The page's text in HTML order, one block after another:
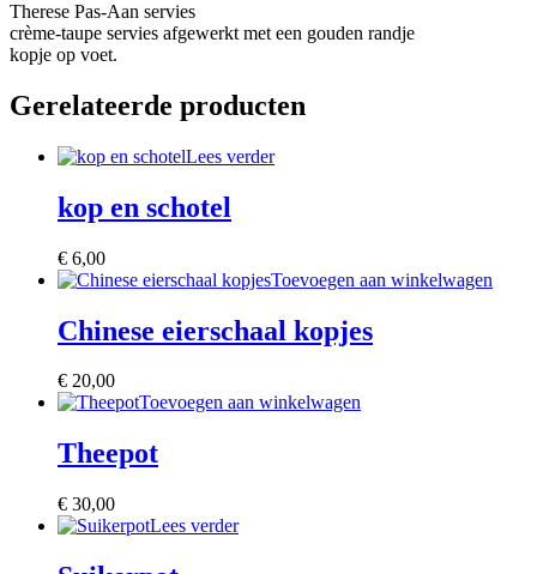
Therese Pas-Aan servies
crème-taupe servies afgewerkt met een gouden randje
kopje op voet.
Gerelateerde producten
Lees verder
kop en schotel
€ 6,00
Toevoegen aan winkelwagen
Chinese eierschaal kopjes
€ 20,00
Toevoegen aan winkelwagen
Theepot
€ 30,00
Lees verder